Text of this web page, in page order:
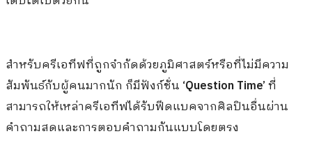
สำหรับครีเอทีฟที่ถูกจำกัดด้วยภูมิศาสตร์หรือที่ไม่มีความ
สัมพันธ์กับผู้คนมากนัก ก็มีฟังก์ชั่น ‘Question Time’ที่
สามารถให้เหล่าครีเอทีฟได้รับฟีดแบคจากศิลปินอื่นผ่าน
คำถามสดและการตอบคำถามกันแบบโดยตรง